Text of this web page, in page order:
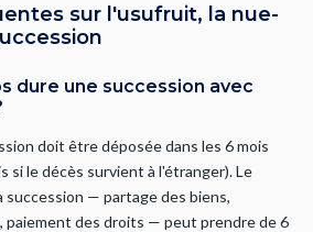
sur l'usufruit, la nue-
dure une succession avec
doit être déposée dans les 6 mois
si le décès survient à l'étranger). Le
succession — partage des biens,
paiement des droits — peut prendre de 6